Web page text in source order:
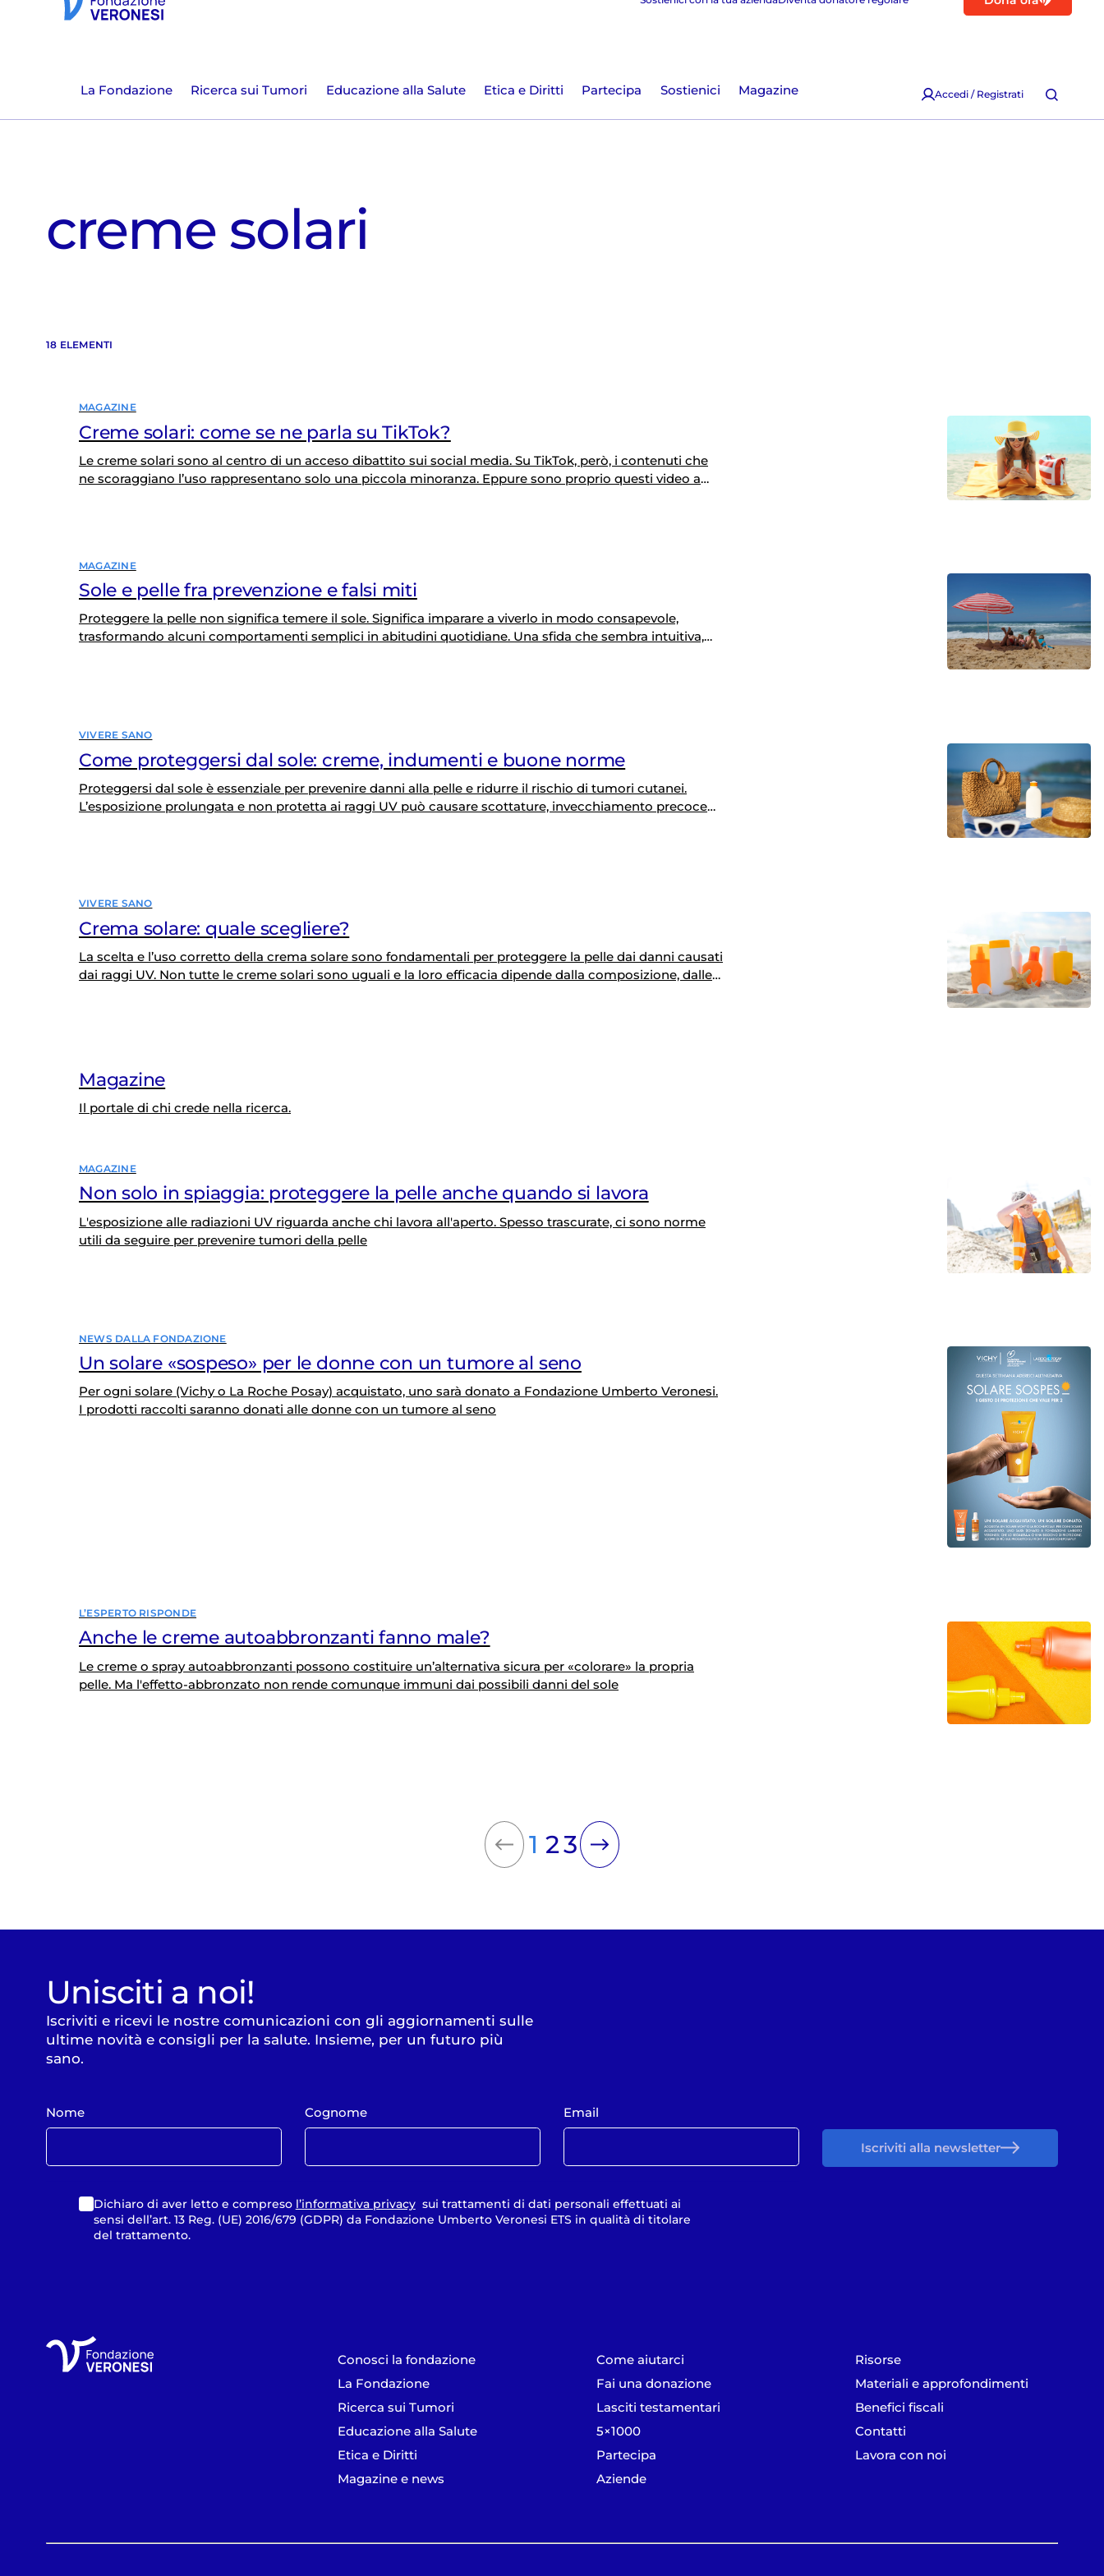
La Fondazione Ricerca sui Tumori Educazione alla Salute Etica e Diritti Partecipa Sostienici Magazine Accedi / Registrati
creme solari
18 ELEMENTI
MAGAZINE
Creme solari: come se ne parla su TikTok?
Le creme solari sono al centro di un acceso dibattito sui social media. Su TikTok, però, i contenuti che
ne scoraggiano l’uso rappresentano solo una piccola minoranza. Eppure sono proprio questi video a
MAGAZINE
Sole e pelle fra prevenzione e falsi miti
Proteggere la pelle non significa temere il sole. Significa imparare a viverlo in modo consapevole,
trasformando alcuni comportamenti semplici in abitudini quotidiane. Una sfida che sembra intuitiva,
VIVERE SANO
Come proteggersi dal sole: creme, indumenti e buone norme
Proteggersi dal sole è essenziale per prevenire danni alla pelle e ridurre il rischio di tumori cutanei.
L’esposizione prolungata e non protetta ai raggi UV può causare scottature, invecchiamento precoce
VIVERE SANO
Crema solare: quale scegliere?
La scelta e l’uso corretto della crema solare sono fondamentali per proteggere la pelle dai danni causati
dai raggi UV. Non tutte le creme solari sono uguali e la loro efficacia dipende dalla composizione, dalle
Magazine
Il portale di chi crede nella ricerca.
MAGAZINE
Non solo in spiaggia: proteggere la pelle anche quando si lavora
L'esposizione alle radiazioni UV riguarda anche chi lavora all'aperto. Spesso trascurate, ci sono norme
utili da seguire per prevenire tumori della pelle
NEWS DALLA FONDAZIONE
Un solare «sospeso» per le donne con un tumore al seno
Per ogni solare (Vichy o La Roche Posay) acquistato, uno sarà donato a Fondazione Umberto Veronesi.
I prodotti raccolti saranno donati alle donne con un tumore al seno
L’ESPERTO RISPONDE
Anche le creme autoabbronzanti fanno male?
Le creme o spray autoabbronzanti possono costituire un’alternativa sicura per «colorare» la propria
pelle. Ma l'effetto-abbronzato non rende comunque immuni dai possibili danni del sole
1 23
Unisciti a noi!
Iscriviti e ricevi le nostre comunicazioni con gli aggiornamenti sulle
ultime novità e consigli per la salute. Insieme, per un futuro più
sano.
Nome Cognome Email
Dichiaro di aver letto e compreso l’informativa privacysui trattamenti di dati personali effettuati ai
sensi dell’art. 13 Reg. (UE) 2016/679 (GDPR) da Fondazione Umberto Veronesi ETS in qualità di titolare
del trattamento.
Iscriviti alla newsletter
Conosci la fondazione
La Fondazione
Ricerca sui Tumori
Educazione alla Salute
Etica e Diritti
Magazine e news
Come aiutarci
Fai una donazione
Lasciti testamentari
5×1000
Partecipa
Aziende
Risorse
Materiali e approfondimenti
Benefici fiscali
Contatti
Lavora con noi